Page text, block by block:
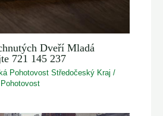
Dveří Mladá
721 145 237
Pohotovost Středočeský Kraj /